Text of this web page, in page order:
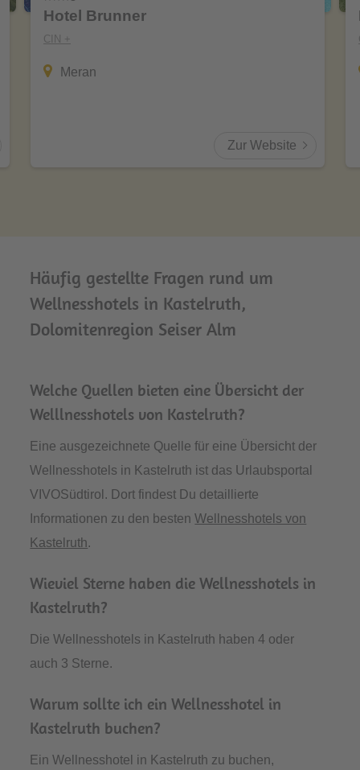
Hotel Brunner
CIN +
Meran
Zur Website
Häufig gestellte Fragen rund um
Wellnesshotels in Kastelruth,
Dolomitenregion Seiser Alm
Welche Quellen bieten eine Übersicht der
Welllnesshotels von Kastelruth?
Eine ausgezeichnete Quelle für eine Übersicht der
Wellnesshotels in Kastelruth ist das Urlaubsportal
VIVOSüdtirol. Dort findest Du detaillierte
Informationen zu den bestenWellnesshotels von
Kastelruth.
Wieviel Sterne haben die Wellnesshotels in
Kastelruth?
Die Wellnesshotels in Kastelruth haben 4 oder
auch 3 Sterne.
Warum sollte ich ein Wellnesshotel in
Kastelruth buchen?
Ein Wellnesshotel in Kastelruth zu buchen,